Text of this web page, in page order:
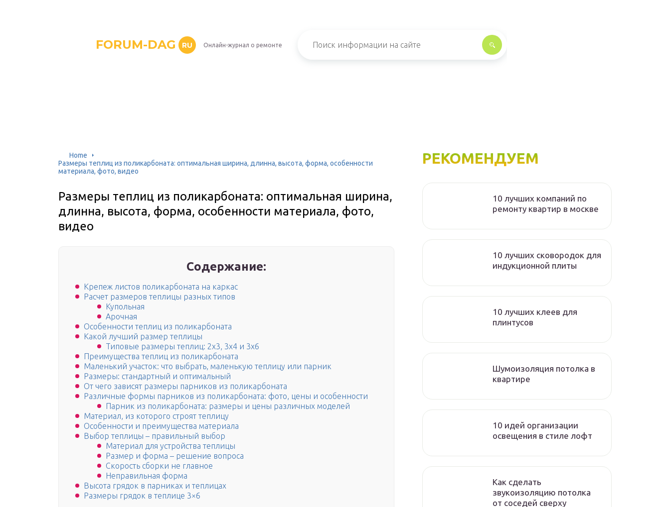
FORUM-DAG RU Онлайн-журнал о ремонте
Home
Размеры теплиц из поликарбоната: оптимальная ширина, длинна, высота, форма, особенности
материала, фото, видео
Размеры теплиц из поликарбоната: оптимальная ширина,
длинна, высота, форма, особенности материала, фото,
видео
Содержание:
Крепеж листов поликарбоната на каркас
Расчет размеров теплицы разных типов
Купольная
Арочная
Особенности теплиц из поликарбоната
Какой лучший размер теплицы
Типовые размеры теплиц: 2х3, 3х4 и 3х6
Преимущества теплиц из поликарбоната
Маленький участок: что выбрать, маленькую теплицу или парник
Размеры: стандартный и оптимальный
От чего зависят размеры парников из поликарбоната
Различные формы парников из поликарбоната: фото, цены и особенности
Парник из поликарбоната: размеры и цены различных моделей
Материал, из которого строят теплицу
Особенности и преимущества материала
Выбор теплицы – правильный выбор
Материал для устройства теплицы
Размер и форма – решение вопроса
Скорость сборки не главное
Неправильная форма
Высота грядок в парниках и теплицах
Размеры грядок в теплице 3×6
РЕКОМЕНДУЕМ
10 лучших компаний по
ремонту квартир в москве
10 лучших сковородок для
индукционной плиты
10 лучших клеев для
плинтусов
Шумоизоляция потолка в
квартире
10 идей организации
освещения в стиле лофт
Как сделать
звукоизоляцию потолка
от соседей сверху